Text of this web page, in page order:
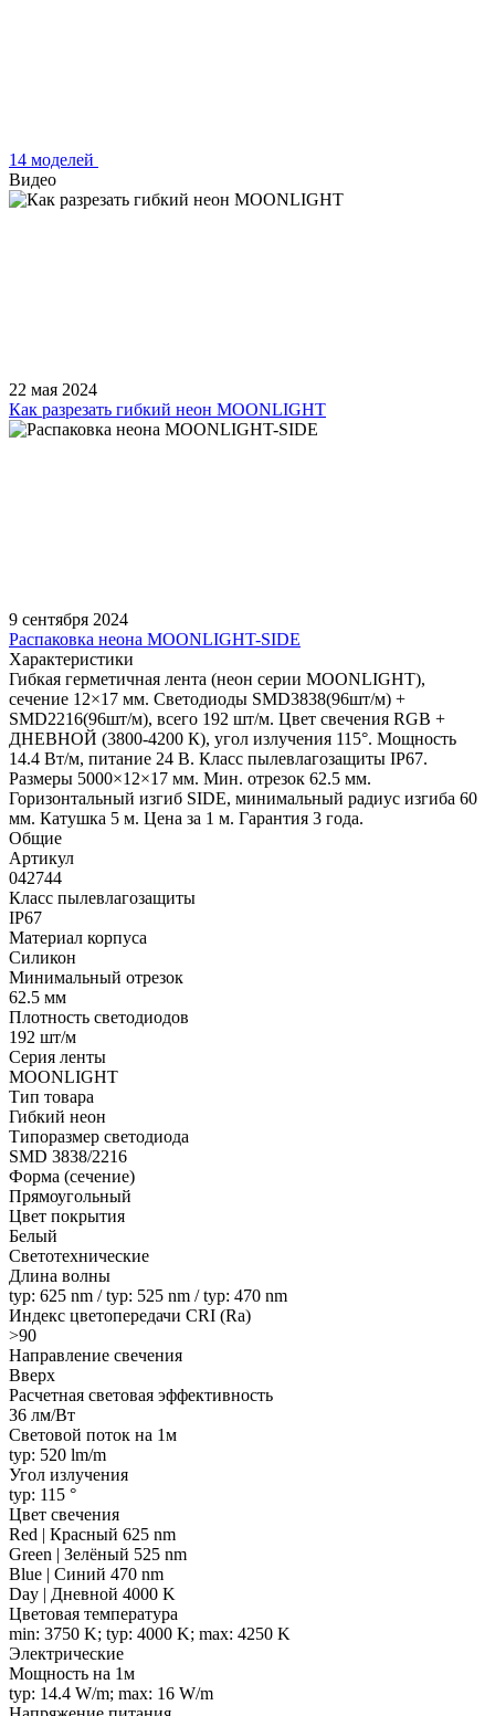
14 моделей
Видео
22 мая 2024
Как разрезать гибкий неон MOONLIGHT
9 сентября 2024
Распаковка неона MOONLIGHT-SIDE
Характеристики
Гибкая герметичная лента (неон серии MOONLIGHT),
сечение 12×17 мм. Светодиоды SMD3838(96шт/м) +
SMD2216(96шт/м), всего 192 шт/м. Цвет свечения RGB +
ДНЕВНОЙ (3800-4200 К), угол излучения 115°. Мощность
14.4 Вт/м, питание 24 В. Класс пылевлагозащиты IP67.
Размеры 5000×12×17 мм. Мин. отрезок 62.5 мм.
Горизонтальный изгиб SIDE, минимальный радиус изгиба 60
мм. Катушка 5 м. Цена за 1 м. Гарантия 3 года.
Общие
Артикул
042744
Класс пылевлагозащиты
IP67
Материал корпуса
Силикон
Минимальный отрезок
62.5 мм
Плотность светодиодов
192 шт/м
Серия ленты
MOONLIGHT
Тип товара
Гибкий неон
Типоразмер светодиода
SMD 3838/2216
Форма (сечение)
Прямоугольный
Цвет покрытия
Белый
Светотехнические
Длина волны
typ: 625 nm / typ: 525 nm / typ: 470 nm
Индекс цветопередачи CRI (Ra)
>90
Направление свечения
Вверх
Расчетная световая эффективность
36 лм/Вт
Световой поток на 1м
typ: 520 lm/m
Угол излучения
typ: 115 °
Цвет свечения
Red | Красный 625 nm
Green | Зелёный 525 nm
Blue | Синий 470 nm
Day | Дневной 4000 K
Цветовая температура
min: 3750 K; typ: 4000 K; max: 4250 K
Электрические
Мощность на 1м
typ: 14.4 W/m; max: 16 W/m